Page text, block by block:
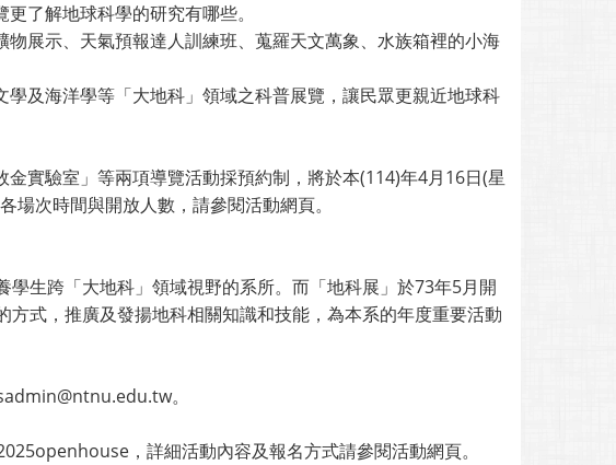
了解地球科學的研究有哪些。
展示、天氣預報達人訓練班、蒐羅天文萬象、水族箱裡的小海
及海洋學等「大地科」領域之科普展覽，讓民眾更親近地球科
實驗室」等兩項導覽活動採預約制，將於本(114)年4月16日(星
次時間與開放人數，請參閱活動網頁。
生跨「大地科」領域視野的系所。而「地科展」於73年5月開
式，推廣及發揚地科相關知識和技能，為本系的年度重要活動
。
，詳細活動內容及報名方式請參閱活動網頁。